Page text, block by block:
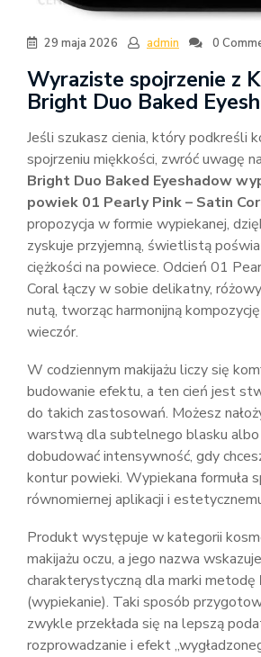
29 maja 2026 admin 0
Wyraziste spojrzenie z
Bright Duo Baked
Jeśli szukasz cienia, który podkreśli
spojrzeniu miękkości, zwróć uwagę na
Bright Duo Baked Eyeshadow
powiek 01 Pearly Pink – Satin
propozycja w formie wypiekanej,
zyskuje przyjemną, świetlistą
ciężkości na powiece. Odcień 01
Coral łączy w sobie delikatny,
nutą, tworząc harmonijną
wieczór.
W codziennym makijażu liczy się
budowanie efektu, a ten cień jest
do takich zastosowań. Możesz
warstwą dla subtelnego blasku
dobudować intensywność, gdy
kontur powieki. Wypiekana formuła
równomiernej aplikacji i
Produkt występuje w kategorii
makijażu oczu, a jego nazwa
charakterystyczną dla marki metodę
(wypiekanie). Taki sposób
zwykle przekłada się na lepszą
rozprowadzanie i efekt